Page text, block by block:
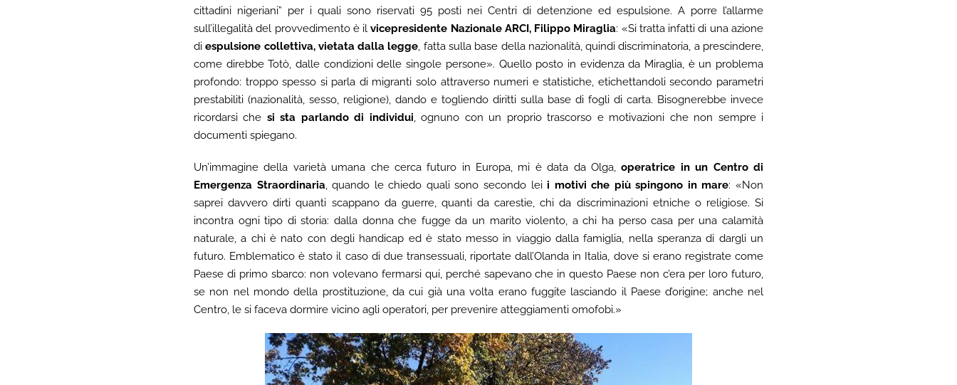
cittadini nigeriani” per i quali sono riservati 95 posti nei Centri di detenzione ed espulsione. A porre l’allarme
sull’illegalità del provvedimento è ilvicepresidente Nazionale ARCI, Filippo Miraglia: «Si tratta infatti di una azione
diespulsione collettiva, vietata dalla legge , fatta sulla base della nazionalità, quindi discriminatoria, a prescindere,
come direbbe Totò, dalle condizioni delle singole persone». Quello posto in evidenza da Miraglia, è un problema
profondo: troppo spesso si parla di migranti solo attraverso numeri e statistiche, etichettandoli secondo parametri
prestabiliti (nazionalità, sesso, religione), dando e togliendo diritti sulla base di fogli di carta. Bisognerebbe invece
ricordarsi che si sta parlando di individui , ognuno con un proprio trascorso e motivazioni che non sempre i
documenti spiegano.
Un’immagine della varietà umana che cerca futuro in Europa, mi è data da Olga,operatrice in un Centro di
Emergenza Straordinaria , quando le chiedo quali sono secondo lei i motivi che più spingono in mare: «Non
saprei davvero dirti quanti scappano da guerre, quanti da carestie, chi da discriminazioni etniche o religiose. Si
incontra ogni tipo di storia: dalla donna che fugge da un marito violento, a chi ha perso casa per una calamità
naturale, a chi è nato con degli handicap ed è stato messo in viaggio dalla famiglia, nella speranza di dargli un
futuro. Emblematico è stato il caso di due transessuali, riportate dall’Olanda in Italia, dove si erano registrate come
Paese di primo sbarco: non volevano fermarsi qui, perché sapevano che in questo Paese non c’era per loro futuro,
se non nel mondo della prostituzione, da cui già una volta erano fuggite lasciando il Paese d’origine; anche nel
Centro, le si faceva dormire vicino agli operatori, per prevenire atteggiamenti omofobi.»